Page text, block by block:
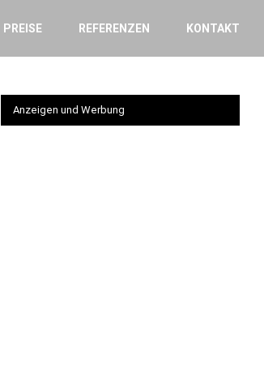
PREISE REFERENZEN KONTAKT
Anzeigen und Werbung